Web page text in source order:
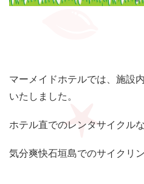
マーメイドホテルでは、施設
いたしました。
ホテル直でのレンタサイクル
気分爽快石垣島でのサイクリ